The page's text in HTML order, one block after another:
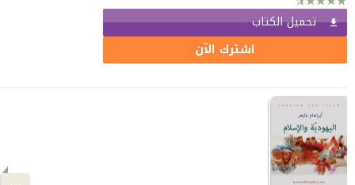
تحميل الكتاب
اشترك الآن